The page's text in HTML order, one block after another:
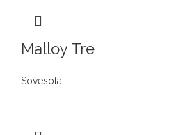
Malloy Tre
Sovesofa